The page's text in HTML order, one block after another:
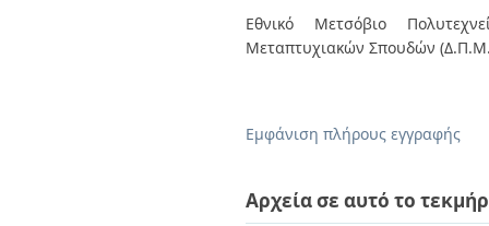
Εθνικό Μετσόβιο
Μεταπτυχιακών Σπουδών
Εμφάνιση πλήρους εγγραφής
Αρχεία σε αυτό το